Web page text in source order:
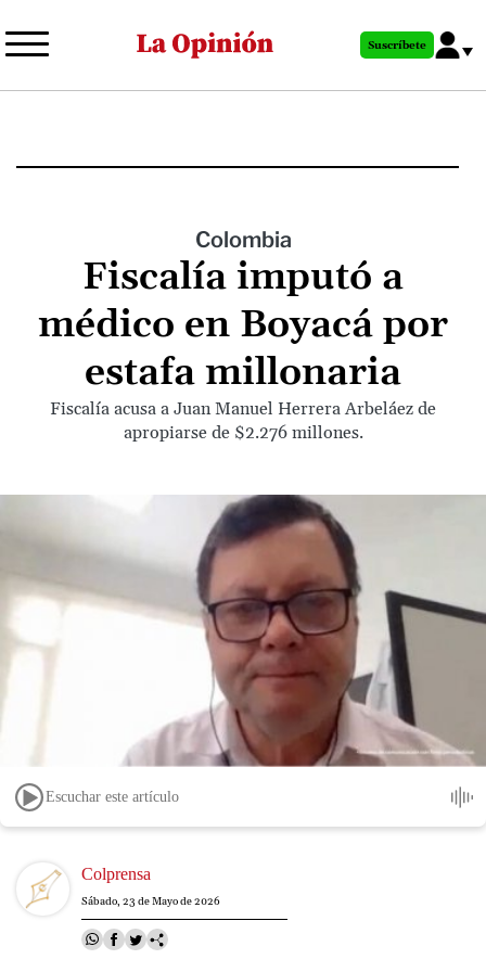
al
principal
Suscríbete
Colombia
Fiscalía imputó a
médico en Boyacá por
estafa millonaria
Fiscalía acusa a Juan Manuel Herrera Arbeláez de
apropiarse de $2.276 millones.
Escuchar este artículo
Image Colprensa
Sábado, 23 de Mayo de 2026